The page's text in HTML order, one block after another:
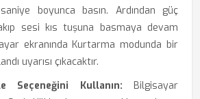
boyunca basın. Ardından güç
sesi kıs tuşuna basmaya devam
ekranında Kurtarma modunda bir
uyarısı çıkacaktır.
Seçeneğini Kullanın: Bilgisayar